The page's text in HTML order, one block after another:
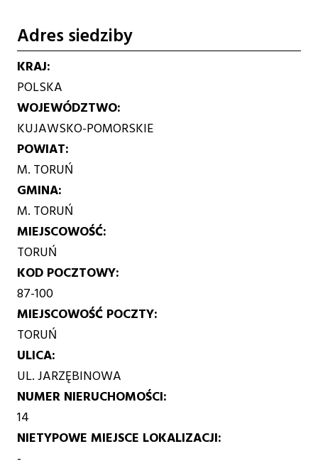
Adres siedziby
KRAJ
POLSKA
WOJEWÓDZTWO
KUJAWSKO-POMORSKIE
POWIAT
M. TORUŃ
GMINA
M. TORUŃ
MIEJSCOWOŚĆ
TORUŃ
KOD POCZTOWY
87-100
MIEJSCOWOŚĆ POCZTY
TORUŃ
ULICA
UL. JARZĘBINOWA
NUMER NIERUCHOMOŚCI
14
NIETYPOWE MIEJSCE LOKALIZACJI
-